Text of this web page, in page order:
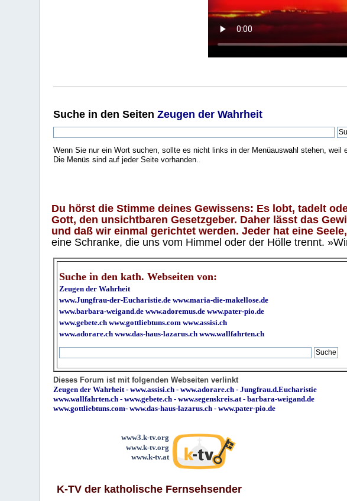
Suche in den SeitenZeugen der Wahrheit
Wenn Sie nur ein Wort suchen, sollte es nicht links in der Menüauswahl stehen, weil
Die Menüs sind auf jeder Seite vorhanden.
Du hörst die Stimme deines Gewissens: Es lobt, tadelt
Gott, den unsichtbaren Gesetzgeber. Daher lässt das
und daß wir einmal gerichtet werden. Jeder hat eine
eine Schranke, die uns vom Himmel oder der Hölle trennt.
Suche in den kath. Webseiten von:
Zeugen der Wahrheit
www.Jungfrau-der-Eucharistie.de www.maria-die-makellose.de
www.barbara-weigand.de www.adoremus.de www.pater-pio.de
www.gebete.ch www.gottliebtuns.com www.assisi.ch
www.adorare.ch www.das-haus-lazarus.ch www.wallfahrten.ch
Dieses Forum ist mit folgenden Webseiten verlinkt
Zeugen der Wahrheit -www.assisi.ch -www.adorare.ch -Jungfrau.d.Eucharistie
www.wallfahrten.ch -www.gebete.ch -www.segenskreis.at -barbara-weigand.de
www.gottliebtuns.com-www.das-haus-lazarus.ch - www.pater-pio.de
www3.k-tv.org
www.k-tv.org
www.k-tv.at
K-TV der katholische Fernsehsender